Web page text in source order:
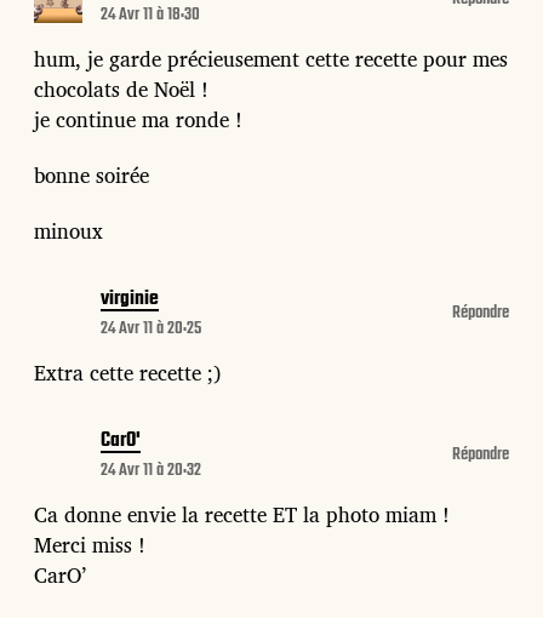
24 Avr 11 à 18:30
hum, je garde précieusement cette recette pour mes
chocolats de Noël !
je continue ma ronde !
bonne soirée
minoux
virginie
24 Avr 11 à 20:25
Extra cette recette ;)
Répondre
CarO'
24 Avr 11 à 20:32
Ca donne envie la recette ET la photo miam !
Merci miss !
CarO’
Répondre